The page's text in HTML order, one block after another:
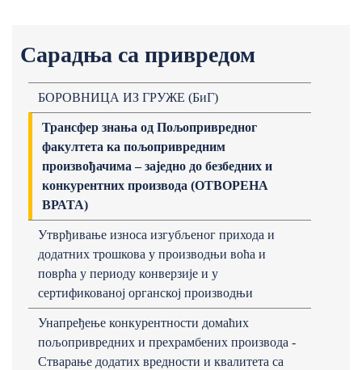
Сарадња са привредом
БОРОВНИЦА ИЗ ГРУЖЕ (БиГ)
Трансфер знања од Пољопривредног
факултета ка пољопривредним
произвођачима – заједно до безбедних и
конкурентних производа (ОТВОРЕНА
ВРАТА)
Утврђивање износа изгубљеног прихода и
додатних трошкова у производњи воћа и
поврћа у периоду конверзије и у
сертификованој органској производњи
Унапређење конкурентности домаћих
пољопривредних и прехрамбених производа -
Стварање додатих вредности и квалитета са